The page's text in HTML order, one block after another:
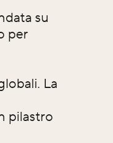
su
per
La
pilastro